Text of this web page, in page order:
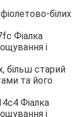
білих
більш старий
та його